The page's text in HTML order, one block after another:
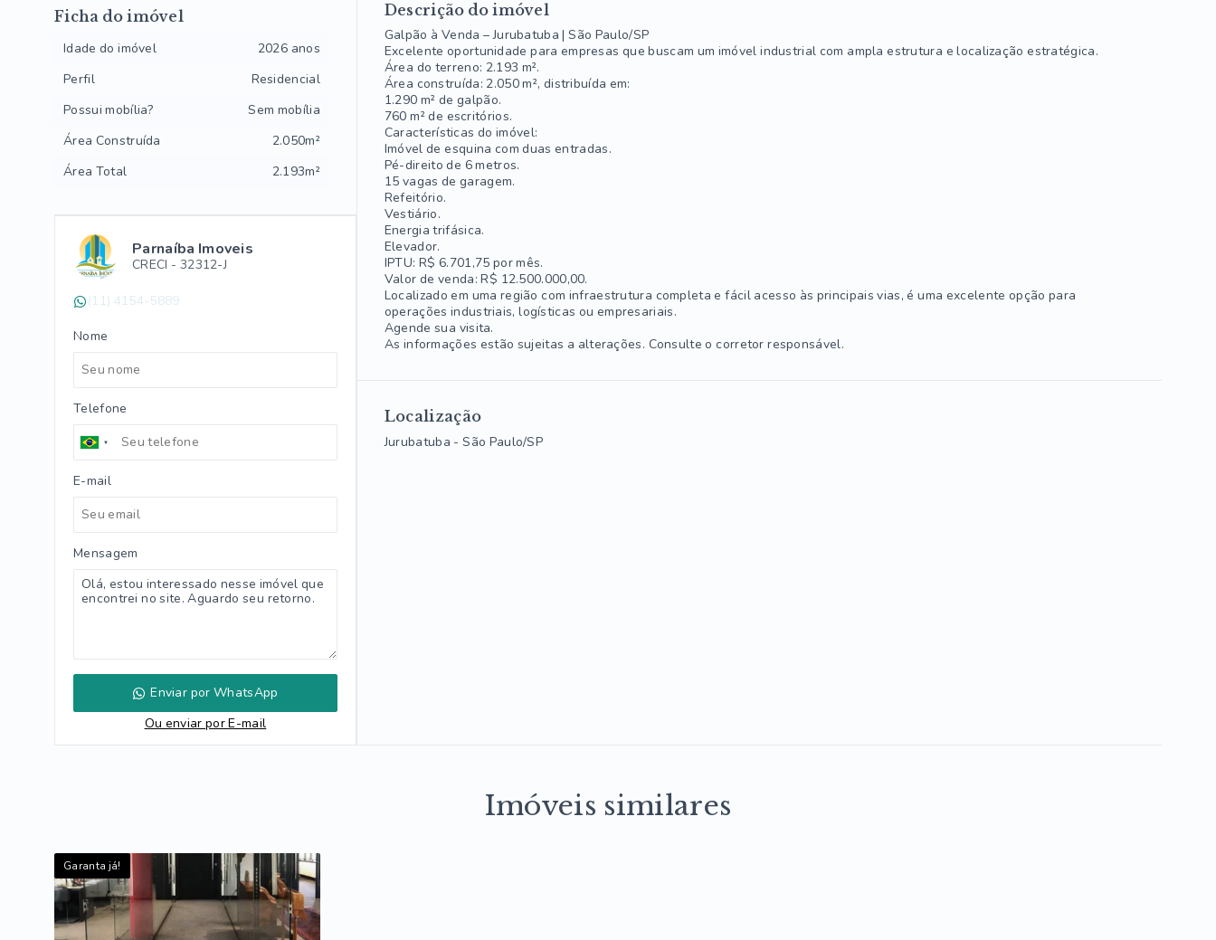
Descrição do imóvel
Galpão à Venda – Jurubatuba | São Paulo/SP
Excelente oportunidade para empresas que buscam um imóvel industrial com ampla estrutura e localização estratégica.
Área do terreno: 2.193 m².
Área construída: 2.050 m², distribuída em:
1.290 m² de galpão.
760 m² de escritórios.
Características do imóvel:
Imóvel de esquina com duas entradas.
Pé-direito de 6 metros.
15 vagas de garagem.
Refeitório.
Vestiário.
Energia trifásica.
Elevador.
IPTU: R$ 6.701,75 por mês.
Valor de venda: R$ 12.500.000,00.
Localizado em uma região com infraestrutura completa e fácil acesso às principais vias, é uma excelente opção para
operações industriais, logísticas ou empresariais.
Agende sua visita.
As informações estão sujeitas a alterações. Consulte o corretor responsável.
Localização
Jurubatuba - São Paulo/SP
Ficha do imóvel
Idade do imóvel
2026 anos
Perfil
Residencial
Possui mobília?
Sem mobília
Área Construída
2.050m²
Área Total
2.193m²
Parnaíba Imoveis
CRECI - 32312-J
(11) 4154-5889
Nome
Telefone
E-mail
Mensagem
Enviar por WhatsApp
Ou enviar por E-mail
Imóveis similares
Garanta já!